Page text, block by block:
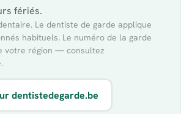
fériés.
Le dentiste de garde applique
habituels. Le numéro de la garde
votre région — consultez
dentistedegarde.be